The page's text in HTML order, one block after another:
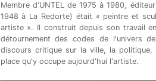
Membre d'UNTEL de 1975 à 1980,
1948 à La Redorte) était « peintre et
artiste ». Il construit depuis son travail
détournement des codes de l'univers
discours critique sur la ville, la
place qu'y occupe aujourd'hui l'artiste.